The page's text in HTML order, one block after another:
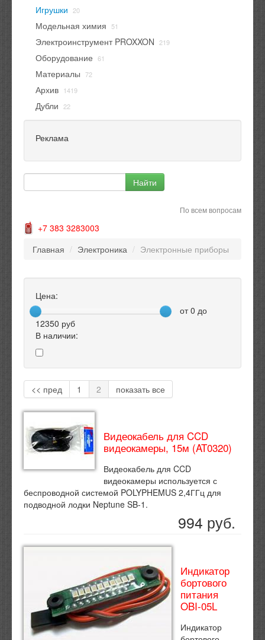
Игрушки 20
Модельная химия 51
Электроинструмент PROXXON 219
Оборудование 61
Материалы 72
Архив 1419
Дубли 22
Реклама
По всем вопросам
+7 383 3283003
Главная / Электроника / Электронные приборы
Цена:
от0 до
12350 руб
В наличии:
<< пред 1 2 показать все
Видеокабель для CCD
видеокамеры, 15м (AT0320)
Видеокабель для CCD
видеокамеры используется с
беспроводной системой POLYPHEMUS 2,4ГГц для
подводной лодки Neptune SB-1.
994 руб.
Индикатор
бортового
питания
OBI-05L
Индикатор